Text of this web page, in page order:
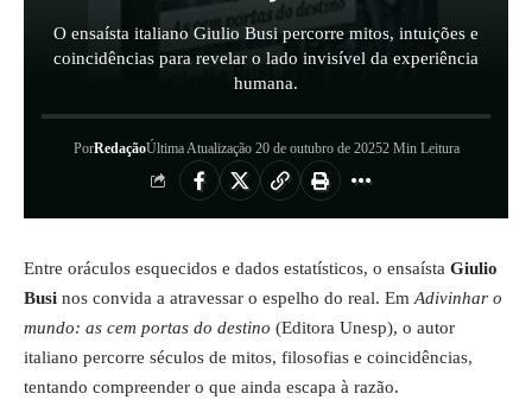
O ensaísta italiano Giulio Busi percorre mitos, intuições e
coincidências para revelar o lado invisível da experiência
humana.
PorRedaçãoÚltima Atualização 20 de outubro de 20252 Min Leitura
Entre oráculos esquecidos e dados estatísticos, o ensaísta Giulio
Busi nos convida a atravessar o espelho do real. Em Adivinhar o
mundo: as cem portas do destino (Editora Unesp), o autor
italiano percorre séculos de mitos, filosofias e coincidências,
tentando compreender o que ainda escapa à razão.